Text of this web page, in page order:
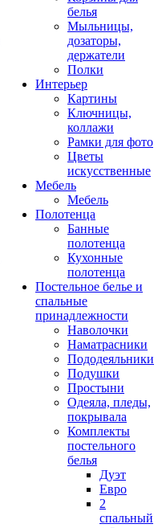
белья
Мыльницы,
дозаторы,
держатели
Полки
Интерьер
Картины
Ключницы,
коллажи
Рамки для фото
Цветы
искусственные
Мебель
Мебель
Полотенца
Банные
полотенца
Кухонные
полотенца
Постельное белье и
спальные
принадлежности
Наволочки
Наматрасники
Пододеяльники
Подушки
Простыни
Одеяла, пледы,
покрывала
Комплекты
постельного
белья
Дуэт
Евро
2
спальный